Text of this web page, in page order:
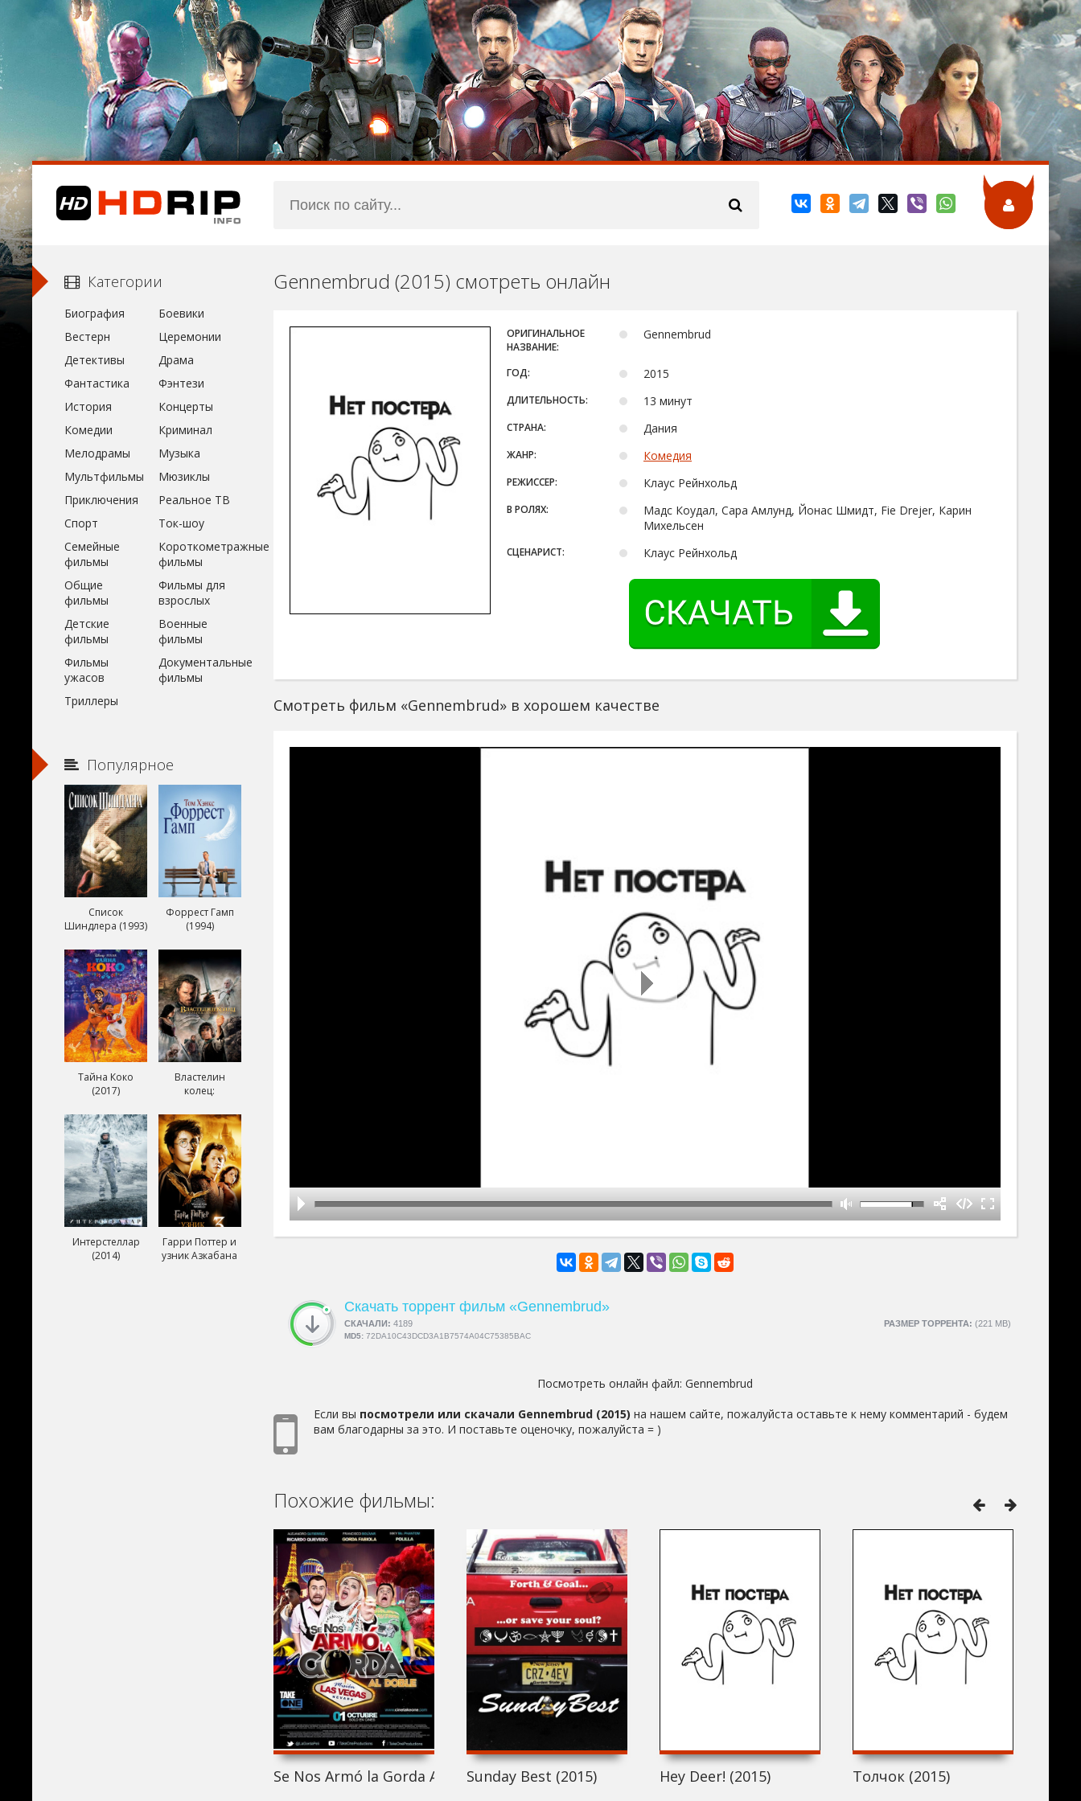
Gennembrud (2015) смотреть онлайн
ОРИГИНАЛЬНОЕ
НАЗВАНИЕ:
Gennembrud
ГОД: 2015
ДЛИТЕЛЬНОСТЬ: 13 минут
СТРАНА: Дания
ЖАНР: Комедия
РЕЖИССЕР: Клаус Рейнхольд
В РОЛЯХ:
Мадс Коудал, Сара Амлунд, Йонас Шмидт, Fie Drejer, Карин
Михельсен
СЦЕНАРИСТ: Клаус Рейнхольд
Смотреть фильм «Gennembrud» в хорошем качестве
Скачать торрент фильм «Gennembrud»
РАЗМЕР ТОРРЕНТА: (221 MB)
СКАЧАЛИ: 4189
MD5: 72DA10C43DCD3A1B7574A04C75385BAC
Посмотреть онлайн файл: Gennembrud
Если вы посмотрели или скачали Gennembrud (2015) на нашем сайте, пожалуйста оставьте к нему комментарий - будем
вам благодарны за это. И поставьте оценочку, пожалуйста = )
Похожие фильмы:
Se Nos Armó la Gorda Al Doble Misión Las Vegas (2015)
Sunday Best (2015) Hey Deer! (2015) Толчок (2015)
Категории
Биография
Боевики
Вестерн
Церемонии
Детективы
Драма
Фантастика
Фэнтези
История
Концерты
Комедии
Криминал
Мелодрамы
Музыка
Мультфильмы
Мюзиклы
Приключения
Реальное ТВ
Спорт
Ток-шоу
Семейные
фильмы
Короткометражные
фильмы
Общие
фильмы
Фильмы для
взрослых
Детские
фильмы
Военные
фильмы
Фильмы
ужасов
Документальные
фильмы
Триллеры
Популярное
Список
Шиндлера (1993)
Форрест Гамп
(1994)
Тайна Коко
(2017)
Властелин
колец:
короля (2003)
Интерстеллар
(2014)
Гарри Поттер и
узник Азкабана